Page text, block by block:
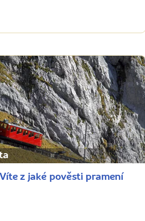
z jaké pověsti pramení